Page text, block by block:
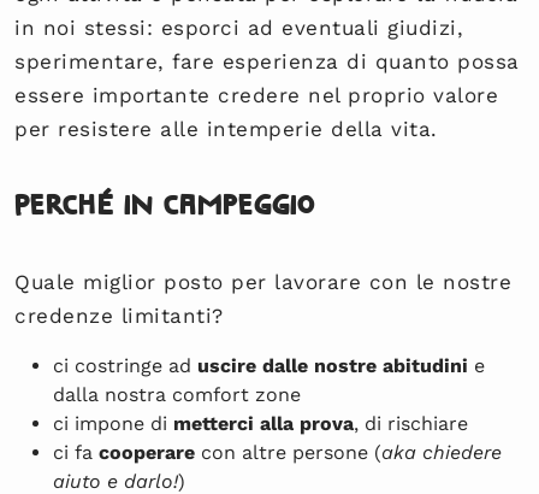
in noi stessi: esporci ad eventuali giudizi,
sperimentare, fare esperienza di quanto possa
essere importante credere nel proprio valore
per resistere alle intemperie della vita.
Perché in campeggio
Quale miglior posto per lavorare con le nostre
credenze limitanti?
ci costringe ad uscire dalle nostre abitudini e
dalla nostra comfort zone
ci impone di metterci alla prova, di rischiare
ci fa cooperare con altre persone (aka chiedere
aiuto e darlo!)